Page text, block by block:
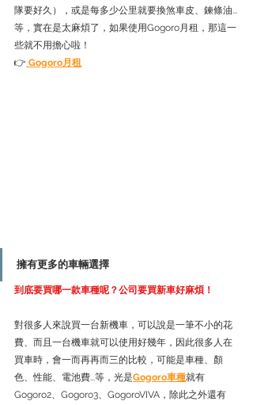
隊要好久），或是每多少公里就要換煞車皮、鍊條油...
等，實在是太麻煩了，如果使用Gogoro月租，那這一
些就不用擔心啦！
👉 Gogoro月租
擁有更多的車輛選擇
到底要買哪一款車種呢？公司要買新車好麻煩！
對很多人來說買一台新機車，可以說是一筆不小的花
費、而且一台機車就可以使用好幾年，因此很多人在
買車時，會一而再再而三的比較，可能是車種、顏
色、性能、電池費...等，光是Gogoro車種就有
Gogoro2、Gogoro3、GogoroVIVA，除此之外還有